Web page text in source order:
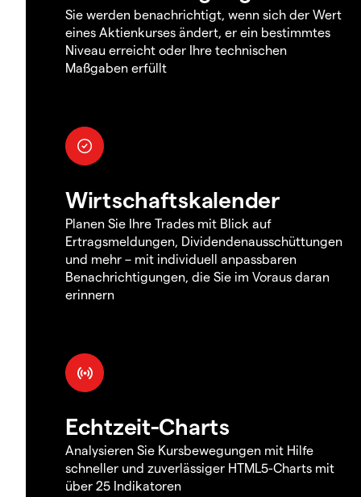
Sie werden benachrichtigt, wenn sich der Wert
eines Aktienkurses ändert, er ein bestimmtes
Niveau erreicht oder Ihre technischen
Maßgaben erfüllt
Wirtschaftskalender
Planen Sie Ihre Trades mit Blick auf
Ertragsmeldungen, Dividendenausschüttungen
und mehr – mit individuell anpassbaren
Benachrichtigungen, die Sie im Voraus daran
erinnern
Echtzeit-Charts
Analysieren Sie Kursbewegungen mit Hilfe
schneller und zuverlässiger HTML5-Charts mit
über 25 Indikatoren